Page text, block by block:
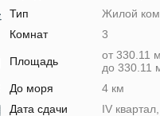
Тип
Жилой
Комнат
3
Площадь
от 330.11
до 330.11
До моря
4 км
Дата сдачи
IV